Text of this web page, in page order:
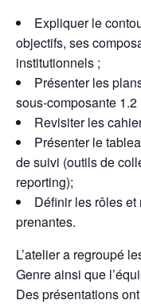
Expliquer le
objectifs, ses
institutionnels ;
Présenter les
sous-composante 1.2
Revisiter les
Présenter le
de suivi (outils de
reporting);
Définir les rôles
prenantes.
L’atelier a regroupé
Genre ainsi que
Des présentations